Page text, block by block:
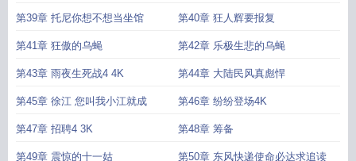
咩
第39章 托尼你想不想当坐馆 第40章 狂人辉要报复
第41章 狂傲的乌蝇 第42章 乐极生悲的乌蝇
第43章 雨夜生死战4 4K 第44章 大陆民风真彪悍
第45章 徐江 您叫我小江就成 第46章 纷纷登场4K
第47章 招聘4 3K 第48章 筹备
第49章 震惊的十一姑 第50章 东风快递使命必达求追读